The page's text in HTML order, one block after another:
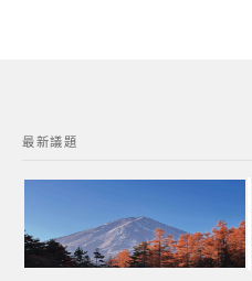
最新議題